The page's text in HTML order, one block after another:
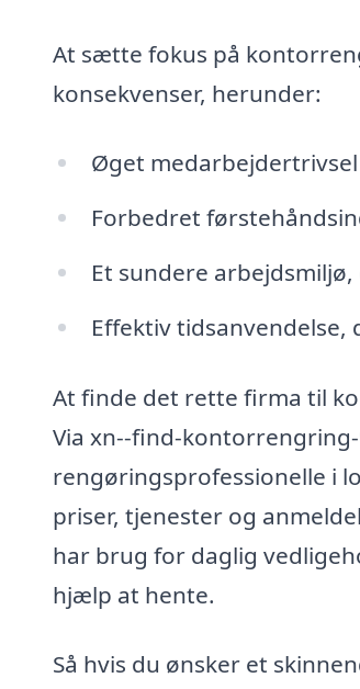
At sætte fokus på
konsekvenser, herunder:
Øget
Forbedret
Et sundere
Effektiv
At finde det rette firma til
Via xn--find-
rengøringsprofessionelle i
priser, tjenester og
har brug for daglig
hjælp at hente.
Så hvis du ønsker et